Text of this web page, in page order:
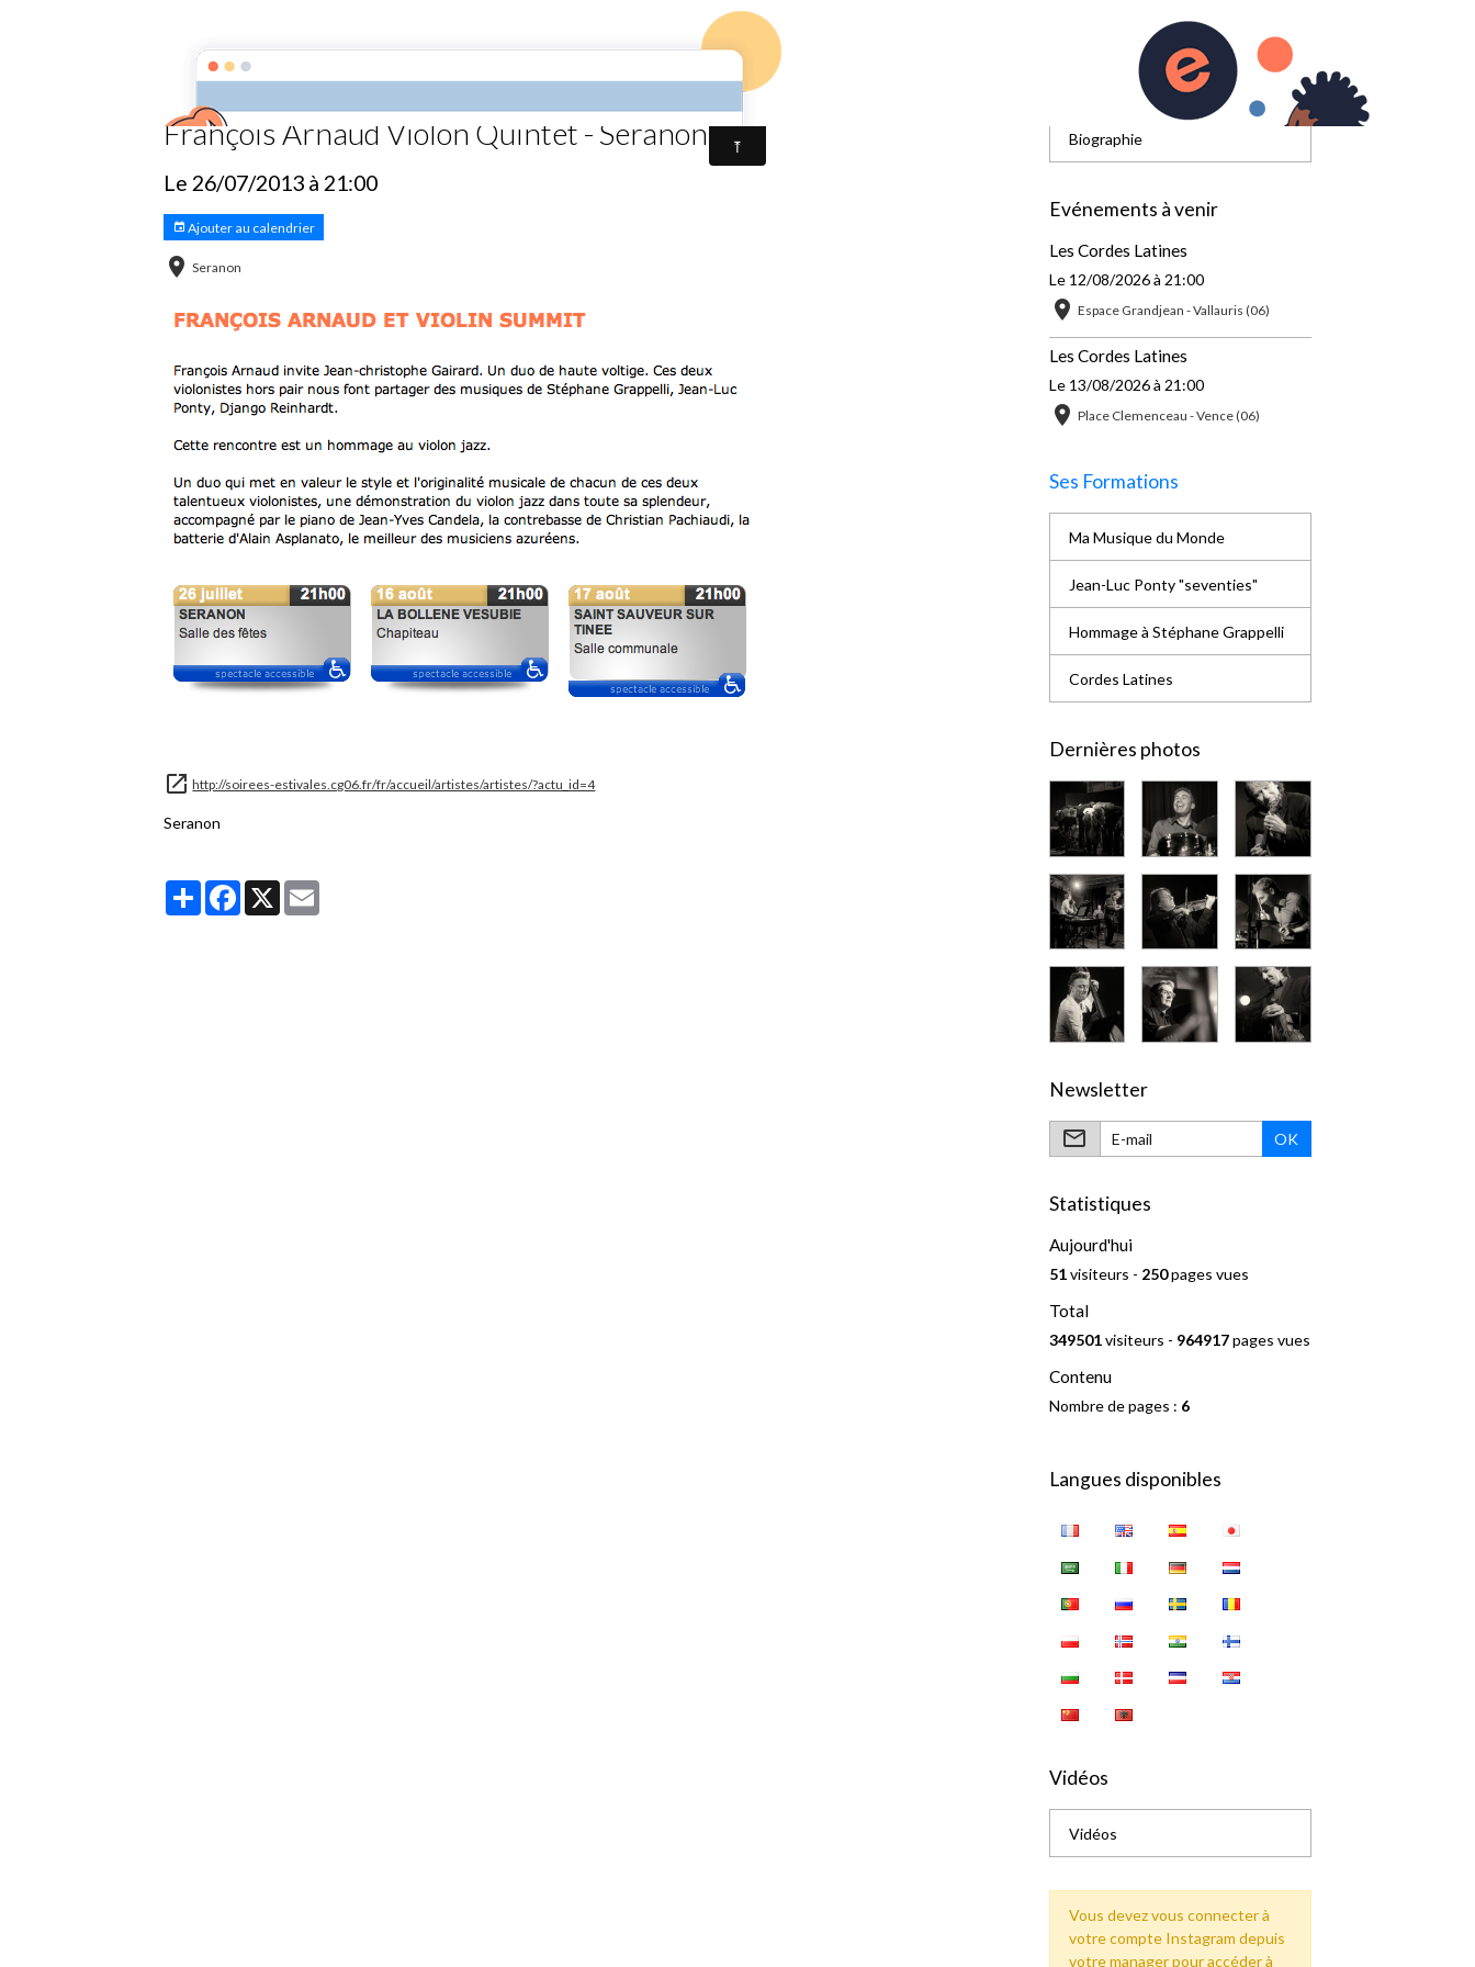
Newsletter Contact
François Arnaud Violon Quintet - Seranon
Le 26/07/2013 à 21:00
Ajouter au calendrier
Seranon
http://soirees-estivales.cg06.fr/fr/accueil/artistes/artistes/?actu_id=4
Seranon
PartagerFacebook
X
Biographie
Evénements à venir
Les Cordes Latines
Le 12/08/2026à 21:00
Espace Grandjean - Vallauris (06)
Les Cordes Latines
Le 13/08/2026à 21:00
Place Clemenceau - Vence (06)
Ses Formations
Ma Musique du Monde
Jean-Luc Ponty "seventies"
Hommage à Stéphane Grappelli
Cordes Latines
Dernières photos
Newsletter
OK
Statistiques
Aujourd'hui
51visiteurs - 250pages vues
Total
349501visiteurs - 964917pages vues
Contenu
Nombre de pages : 6
Langues disponibles
Vidéos
Vidéos
Vous devez vous connecter à
votre compte Instagram depuis
votre manager pour accéder à